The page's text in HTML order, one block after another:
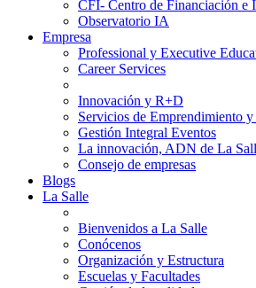
CFI- Centro de Financiación e
Observatorio IA
Empresa
Professional y Executive
Career Services
Innovación y R+D
Servicios de Emprendimiento
Gestión Integral Eventos
La innovación, ADN de La
Consejo de empresas
Blogs
La Salle
Bienvenidos a La Salle
Conócenos
Organización y Estructura
Escuelas y Facultades